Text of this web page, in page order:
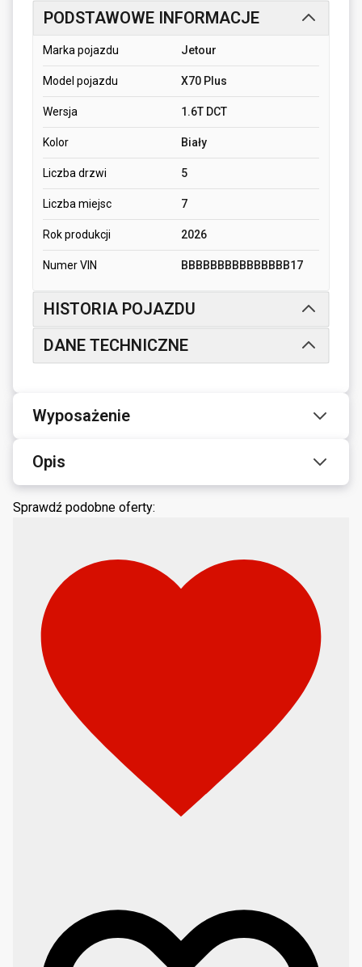
PODSTAWOWE INFORMACJE
Marka pojazdu Jetour
Model pojazdu X70 Plus
Wersja 1.6T DCT
Kolor Biały
Liczba drzwi 5
Liczba miejsc 7
Rok produkcji 2026
Numer VIN BBBBBBBBBBBBBBB17
HISTORIA POJAZDU
DANE TECHNICZNE
Wyposażenie
Opis
Sprawdź podobne oferty: